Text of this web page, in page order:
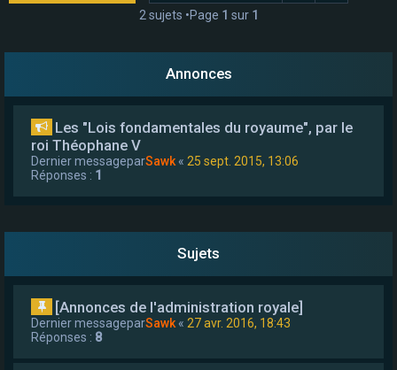
2 sujets •Page 1 sur 1
Annonces
Les "Lois fondamentales du royaume", par le
roi Théophane V
Dernier messageparSawk « 25 sept. 2015, 13:06
Réponses : 1
Sujets
[Annonces de l'administration royale]
Dernier messageparSawk « 27 avr. 2016, 18:43
Réponses : 8